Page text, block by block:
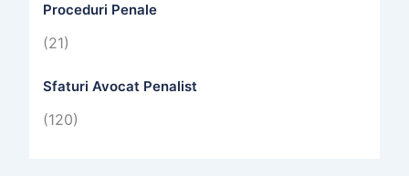
Proceduri Penale
(21)
Sfaturi Avocat Penalist
(120)